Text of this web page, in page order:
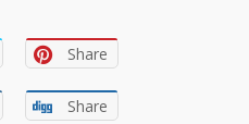
Share
Share